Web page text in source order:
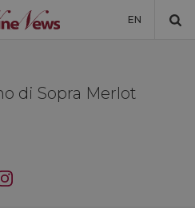
EN
DI WINENEWS
di Sopra Merlot